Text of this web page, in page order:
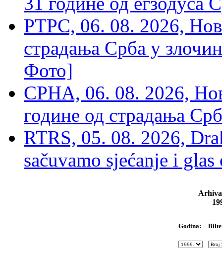
РТРС, 06. 08. 2026,
страдања Срба у
Фото]
СРНА, 06. 08. 2026,
године од страдања
RTRS, 05. 08. 2026,
sačuvamo sjećanje i
Godina: